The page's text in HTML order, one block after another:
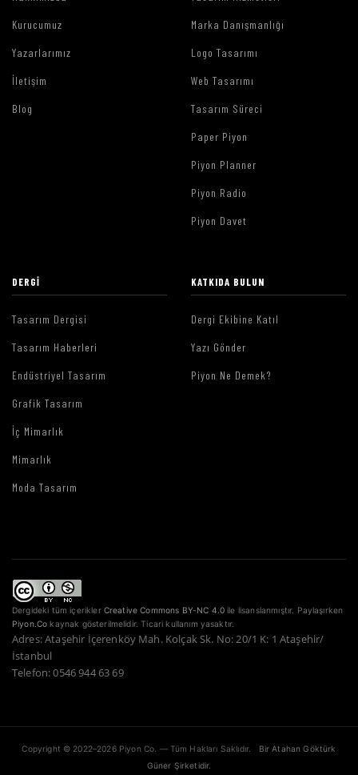
Kurucumuz
Yazarlarımız
İletişim
Blog
Marka Danışmanlığı
Logo Tasarımı
Web Tasarımı
Tasarım Süreci
Paper Piyon
Piyon Planner
Piyon Radio
Piyon Davet
DERGI
Tasarım Dergisi
Tasarım Haberleri
Endüstriyel Tasarım
Grafik Tasarım
İç Mimarlık
Mimarlık
Moda Tasarım
KATKIDA BULUN
Dergi Ekibine Katıl
Yazı Gönder
Piyon Ne Demek?
Dergideki tüm içerikler Creative Commons BY-NC 4.0 ile lisanslanmıştır. Paylaşırken
Piyon.Co kaynak gösterilmelidir. Ticari kullanım yasaktır.
Adres: Ataşehir İçerenköy Mah. Kolçak Sk. No: 20/1 K: 1 Ataşehir/
İstanbul
Telefon: 0546 944 63 69
Copyright © 2022–2026 Piyon Co. — Tüm Hakları Saklıdır.
Bir Atahan Göktürk
Güner Şirketidir.